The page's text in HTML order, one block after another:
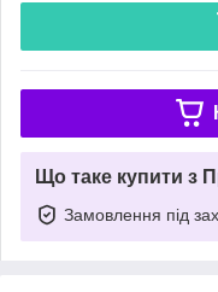
Що таке купити з
Замовлення під